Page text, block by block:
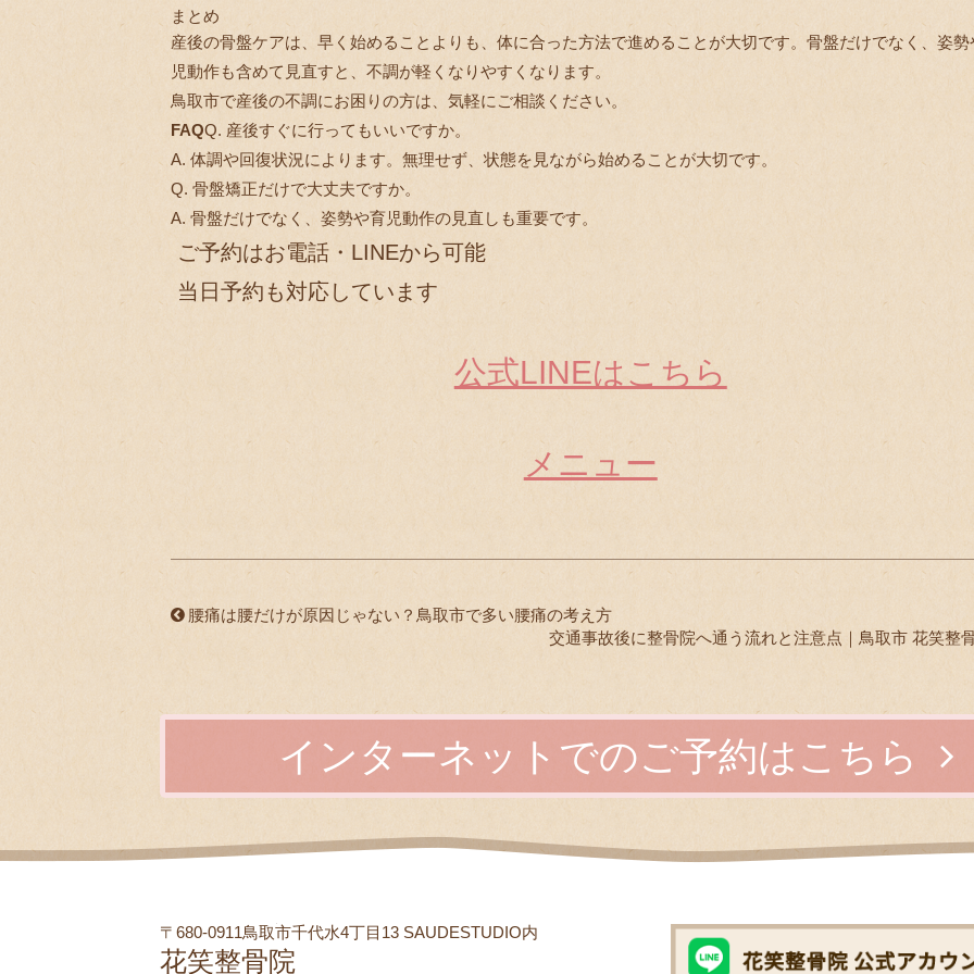
まとめ
産後の骨盤ケアは、早く始めることよりも、体に合った方法で進めることが大切です。骨盤だけでなく、姿勢
児動作も含めて見直すと、不調が軽くなりやすくなります。
鳥取市で産後の不調にお困りの方は、気軽にご相談ください。
FAQQ. 産後すぐに行ってもいいですか。
A. 体調や回復状況によります。無理せず、状態を見ながら始めることが大切です。
Q. 骨盤矯正だけで大丈夫ですか。
A. 骨盤だけでなく、姿勢や育児動作の見直しも重要です。
ご予約はお電話・LINEから可能
当日予約も対応しています
公式LINEはこちら
メニュー
腰痛は腰だけが原因じゃない？鳥取市で多い腰痛の考え方
交通事故後に整骨院へ通う流れと注意点｜鳥取市 花笑整
インターネットでのご予約はこちら
〒680-0911鳥取市千代水4丁目13 SAUDESTUDIO内
花笑整骨院